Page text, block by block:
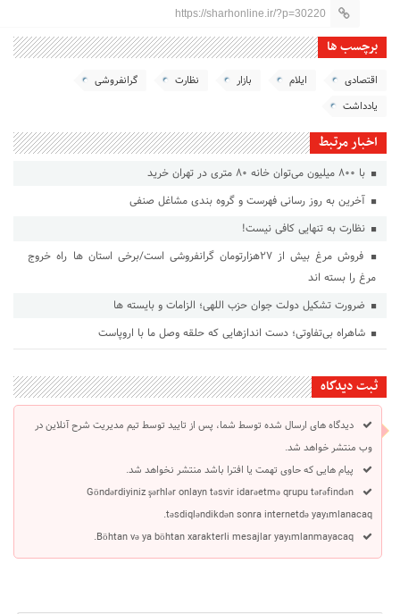
https://sharhonline.ir/?p=30220
برچسب ها
اقتصادی ایلام بازار نظارت
گرانفروشی
یادداشت
اخبار مرتبط
با ۸۰۰ میلیون می‌توان خانه ۸۰ متری در تهران خرید
آخرین به روز رسانی فهرست و گروه بندی مشاغل صنفی
نظارت به تنهایی کافی نیست!
فروش مرغ بیش از ۲۷هزارتومان گرانفروشی است/برخی استان ها راه خروج
مرغ را بسته اند
ضرورت تشکیل دولت جوان حزب اللهی؛ الزامات و بایسته ها
شاهراه بی‌تفاوتی؛ دست اندازهایی که حلقه وصل ما با اروپاست
ثبت دیدگاه
دیدگاه های ارسال شده توسط شما، پس از تایید توسط تیم مدیریت شرح آنلاین در
وب منتشر خواهد شد.
پیام هایی که حاوی تهمت یا افترا باشد منتشر نخواهد شد.
Göndərdiyiniz şərhlər onlayn təsvir idarəetmə qrupu tərəfindən
təsdiqləndikdən sonra internetdə yayımlanacaq.
Böhtan və ya böhtan xarakterli mesajlar yayımlanmayacaq.